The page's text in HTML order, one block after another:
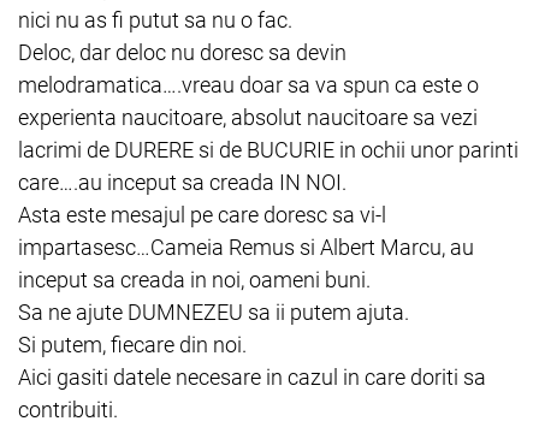
nici nu as fi putut sa nu o fac.
Deloc, dar deloc nu doresc sa devin
melodramatica….vreau doar sa va spun ca este o
experienta naucitoare, absolut naucitoare sa vezi
lacrimi de DURERE si de BUCURIE in ochii unor parinti
care….au inceput sa creada IN NOI.
Asta este mesajul pe care doresc sa vi-l
impartasesc…Cameia Remus si Albert Marcu, au
inceput sa creada in noi, oameni buni.
Sa ne ajute DUMNEZEU sa ii putem ajuta.
Si putem, fiecare din noi.
Aici gasiti datele necesare in cazul in care doriti sa
contribuiti.